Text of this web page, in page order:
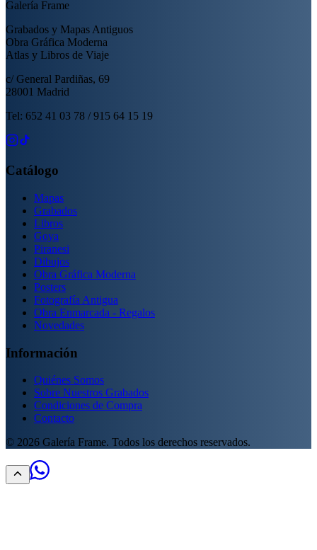
Galería Frame
Grabados y Mapas Antiguos
Obra Gráfica Moderna
Atlas y Libros de Viaje
c/ General Pardiñas, 69
28001 Madrid
Tel: 652 41 03 78 / 915 64 15 19
Catálogo
Mapas
Grabados
Libros
Goya
Piranesi
Dibujos
Obra Gráfica Moderna
Posters
Fotografía Antigua
Obra Enmarcada - Regalos
Novedades
Información
Quiénes Somos
Sobre Nuestros Grabados
Condiciones de Compra
Contacto
© 2026 Galería Frame. Todos los derechos reservados.